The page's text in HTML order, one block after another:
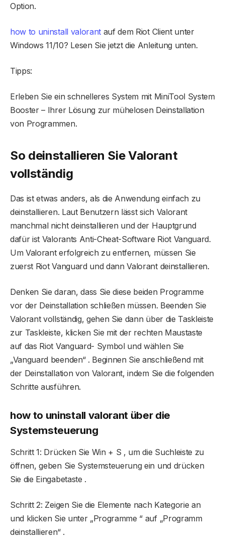
Option.
how to uninstall valorant auf dem Riot Client unter
Windows 11/10? Lesen Sie jetzt die Anleitung unten.
Tipps:
Erleben Sie ein schnelleres System mit MiniTool System
Booster – Ihrer Lösung zur mühelosen Deinstallation
von Programmen.
So deinstallieren Sie Valorant
vollständig
Das ist etwas anders, als die Anwendung einfach zu
deinstallieren. Laut Benutzern lässt sich Valorant
manchmal nicht deinstallieren und der Hauptgrund
dafür ist Valorants Anti-Cheat-Software Riot Vanguard.
Um Valorant erfolgreich zu entfernen, müssen Sie
zuerst Riot Vanguard und dann Valorant deinstallieren.
Denken Sie daran, dass Sie diese beiden Programme
vor der Deinstallation schließen müssen. Beenden Sie
Valorant vollständig, gehen Sie dann über die Taskleiste
zur Taskleiste, klicken Sie mit der rechten Maustaste
auf das Riot Vanguard- Symbol und wählen Sie
„Vanguard beenden“ . Beginnen Sie anschließend mit
der Deinstallation von Valorant, indem Sie die folgenden
Schritte ausführen.
how to uninstall valorant über die
Systemsteuerung
Schritt 1: Drücken Sie Win + S , um die Suchleiste zu
öffnen, geben Sie Systemsteuerung ein und drücken
Sie die Eingabetaste .
Schritt 2: Zeigen Sie die Elemente nach Kategorie an
und klicken Sie unter „Programme “ auf „Programm
deinstallieren“ .